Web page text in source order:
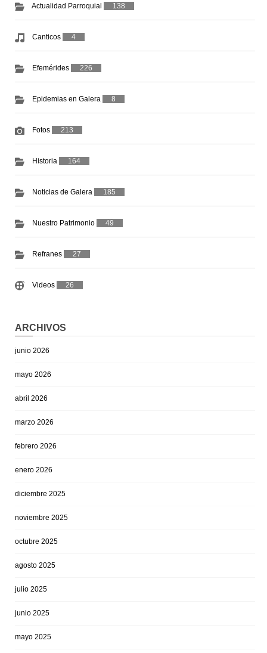
Actualidad Parroquial 138
Canticos 4
Efemérides 226
Epidemias en Galera 8
Fotos 213
Historia 164
Noticias de Galera 185
Nuestro Patrimonio 49
Refranes 27
Videos 26
ARCHIVOS
junio 2026
mayo 2026
abril 2026
marzo 2026
febrero 2026
enero 2026
diciembre 2025
noviembre 2025
octubre 2025
agosto 2025
julio 2025
junio 2025
mayo 2025